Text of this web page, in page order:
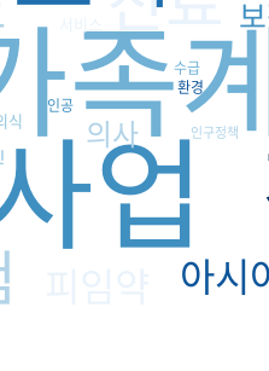
족
업아시
의사
식
수급
환경
인공
인구정책